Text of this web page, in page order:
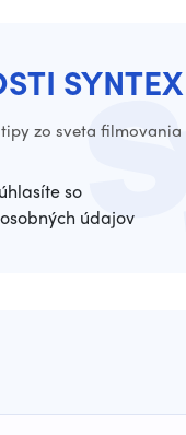
SYNTEX
zo sveta filmovania
so
údajov